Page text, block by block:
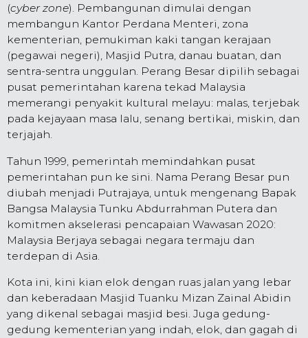
(cyber zone). Pembangunan dimulai dengan
membangun Kantor Perdana Menteri, zona
kementerian, pemukiman kaki tangan kerajaan
(pegawai negeri), Masjid Putra, danau buatan, dan
sentra-sentra unggulan. Perang Besar dipilih sebagai
pusat pemerintahan karena tekad Malaysia
memerangi penyakit kultural melayu: malas, terjebak
pada kejayaan masa lalu, senang bertikai, miskin, dan
terjajah.
Tahun 1999, pemerintah memindahkan pusat
pemerintahan pun ke sini. Nama Perang Besar pun
diubah menjadi Putrajaya, untuk mengenang Bapak
Bangsa Malaysia Tunku Abdurrahman Putera dan
komitmen akselerasi pencapaian Wawasan 2020:
Malaysia Berjaya sebagai negara termaju dan
terdepan di Asia.
Kota ini, kini kian elok dengan ruas jalan yang lebar
dan keberadaan Masjid Tuanku Mizan Zainal Abidin
yang dikenal sebagai masjid besi. Juga gedung-
gedung kementerian yang indah, elok, dan gagah di